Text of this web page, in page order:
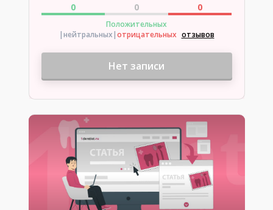
0 0 0
Положительных
|нейтральных|отрицательных отзывов
Нет записи